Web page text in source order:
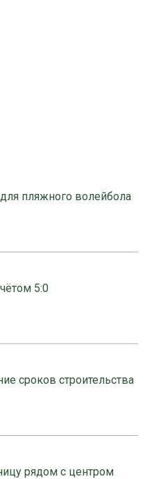
пляжного волейбола
5:0
сроков строительства
рядом с центром